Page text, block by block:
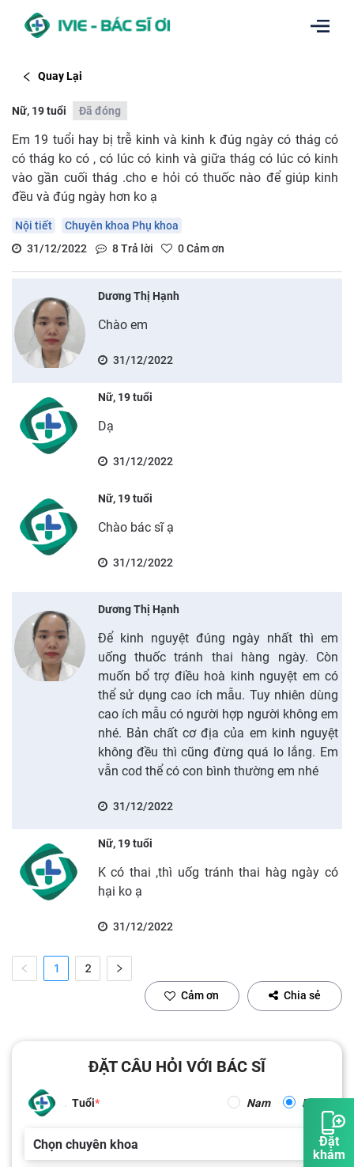
Đặt
khám
Quay Lại
Nữ, 19 tuổi Đã đóng
Em 19 tuổi hay bị trễ kinh và kinh k đúg ngày có thág có
có thág ko có , có lúc có kinh và giữa thág có lúc có kinh
vào gần cuối thág .cho e hỏi có thuốc nào để giúp kinh
đều và đúg ngày hơn ko ạ
Nội tiết
Chuyên khoa Phụ khoa
31/12/2022
8Trả lời 0Cảm ơn
Dương Thị Hạnh
Chào em
31/12/2022
Nữ, 19 tuổi
Dạ
31/12/2022
Nữ, 19 tuổi
Chào bác sĩ ạ
31/12/2022
Dương Thị Hạnh
Để kinh nguyệt đúng ngày nhất thì em
uống thuốc tránh thai hàng ngày. Còn
muốn bổ trợ điều hoà kinh nguyệt em có
thể sử dụng cao ích mẫu. Tuy nhiên dùng
cao ích mẫu có người hợp người không em
nhé. Bản chất cơ địa của em kinh nguyệt
không đều thì cũng đừng quá lo lắng. Em
vẫn cod thể có con bình thường em nhé
31/12/2022
Nữ, 19 tuổi
K có thai ,thì uốg tránh thai hàg ngày có
hại ko ạ
31/12/2022
1 2
Cảm ơn Chia sẻ
ĐẶT CÂU HỎI VỚI BÁC SĨ
Tuổi Nam Nữ
Chọn chuyên khoa